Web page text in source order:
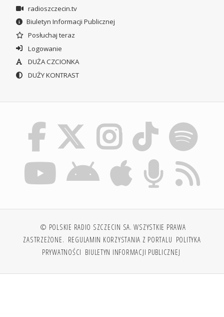
radioszczecin.tv
Biuletyn Informacji Publicznej
Posłuchaj teraz
Logowanie
DUŻA CZCIONKA
DUŻY KONTRAST
© POLSKIE RADIO SZCZECIN SA. WSZYSTKIE PRAWA
ZASTRZEŻONE. REGULAMIN KORZYSTANIA Z PORTALU POLITYKA
PRYWATNOŚCI BIULETYN INFORMACJI PUBLICZNEJ